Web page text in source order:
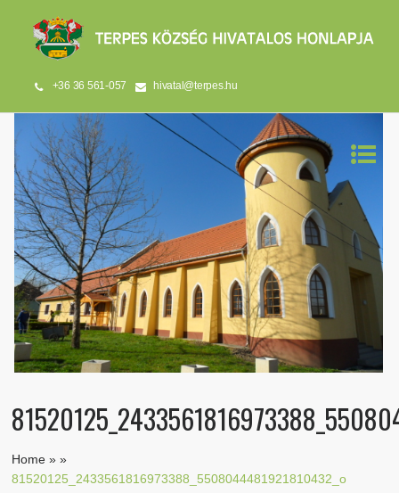
+36 36 561-057 hivatal@terpes.hu
Home »»
81520125_2433561816973388_5508044481921810432_o